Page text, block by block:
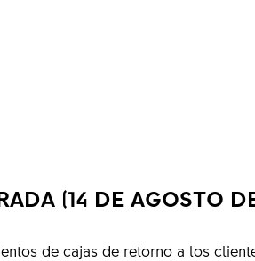
(14 DE AGOSTO
de cajas de retorno a los